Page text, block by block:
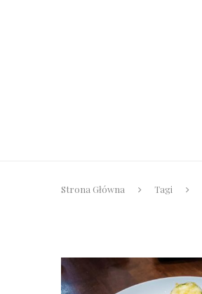
Strona Główna Tagi